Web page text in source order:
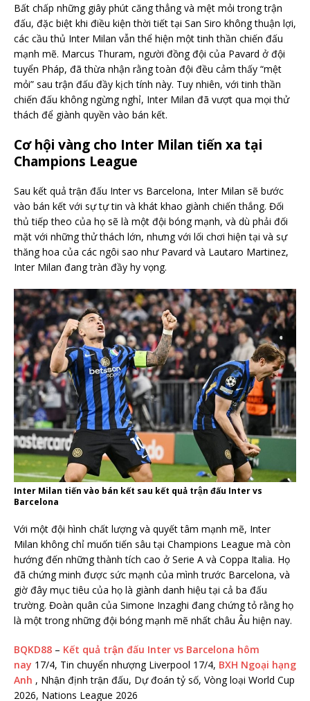
Bất chấp những giây phút căng thẳng và mệt mỏi trong trận
đấu, đặc biệt khi điều kiện thời tiết tại San Siro không thuận lợi,
các cầu thủ Inter Milan vẫn thể hiện một tinh thần chiến đấu
mạnh mẽ. Marcus Thuram, người đồng đội của Pavard ở đội
tuyển Pháp, đã thừa nhận rằng toàn đội đều cảm thấy “mệt
mỏi” sau trận đấu đầy kịch tính này. Tuy nhiên, với tinh thần
chiến đấu không ngừng nghỉ, Inter Milan đã vượt qua mọi thử
thách để giành quyền vào bán kết.
Cơ hội vàng cho Inter Milan tiến xa tại
Champions League
Sau kết quả trận đấu Inter vs Barcelona, Inter Milan sẽ bước
vào bán kết với sự tự tin và khát khao giành chiến thắng. Đối
thủ tiếp theo của họ sẽ là một đội bóng mạnh, và dù phải đối
mặt với những thử thách lớn, nhưng với lối chơi hiện tại và sự
thăng hoa của các ngôi sao như Pavard và Lautaro Martinez,
Inter Milan đang tràn đầy hy vọng.
Inter Milan tiến vào bán kết sau kết quả trận đấu Inter vs
Barcelona
Với một đội hình chất lượng và quyết tâm mạnh mẽ, Inter
Milan không chỉ muốn tiến sâu tại Champions League mà còn
hướng đến những thành tích cao ở Serie A và Coppa Italia. Họ
đã chứng minh được sức mạnh của mình trước Barcelona, và
giờ đây mục tiêu của họ là giành danh hiệu tại cả ba đấu
trường. Đoàn quân của Simone Inzaghi đang chứng tỏ rằng họ
là một trong những đội bóng mạnh mẽ nhất châu Âu hiện nay.
BQKD88 – Kết quả trận đấu Inter vs Barcelona hôm
nay 17/4, Tin chuyển nhượng Liverpool 17/4, BXH Ngoại hạng
Anh , Nhận định trận đấu, Dự đoán tỷ số, Vòng loại World Cup
2026, Nations League 2026